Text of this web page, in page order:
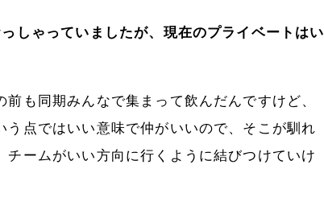
しゃっていましたが、現在のプライベートはい
も同期みんなで集まって飲んだんですけど、
う点ではいい意味で仲がいいので、そこが馴れ
ームがいい方向に行くように結びつけていけ